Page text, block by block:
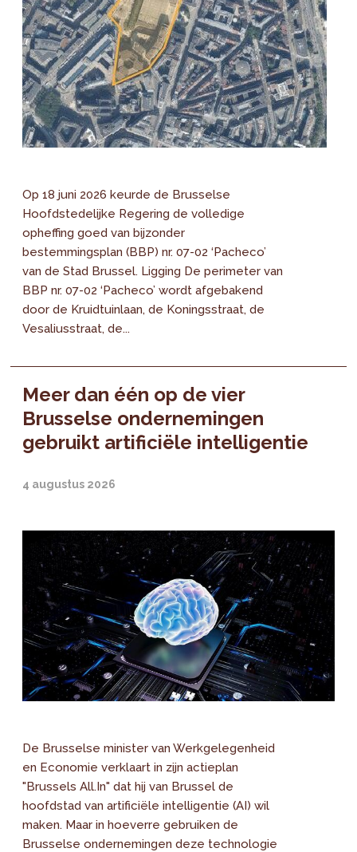
Op 18 juni 2026 keurde de Brusselse
Hoofdstedelijke Regering de volledige
opheffing goed van bijzonder
bestemmingsplan (BBP) nr. 07-02 ‘Pacheco’
van de Stad Brussel. Ligging De perimeter van
BBP nr. 07-02 ‘Pacheco’ wordt afgebakend
door de Kruidtuinlaan, de Koningsstraat, de
Vesaliusstraat, de...
Meer dan één op de vier
Brusselse ondernemingen
gebruikt artificiële intelligentie
4 augustus 2026
De Brusselse minister van Werkgelegenheid
en Economie verklaart in zijn actieplan
"Brussels All.In" dat hij van Brussel de
hoofdstad van artificiële intelligentie (AI) wil
maken. Maar in hoeverre gebruiken de
Brusselse ondernemingen deze technologie